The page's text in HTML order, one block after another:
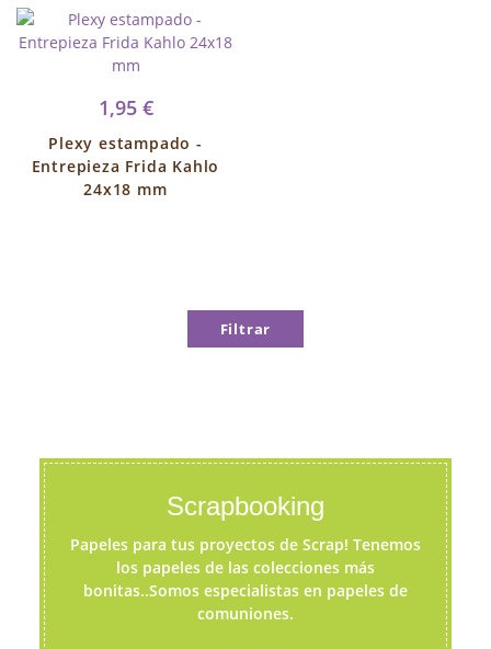
1,95 €
Plexy estampado -
Entrepieza Frida Kahlo
24x18 mm
Filtrar
Scrapbooking
Papeles para tus proyectos de Scrap! Tenemos
los papeles de las colecciones más
bonitas..Somos especialistas en papeles de
comuniones.